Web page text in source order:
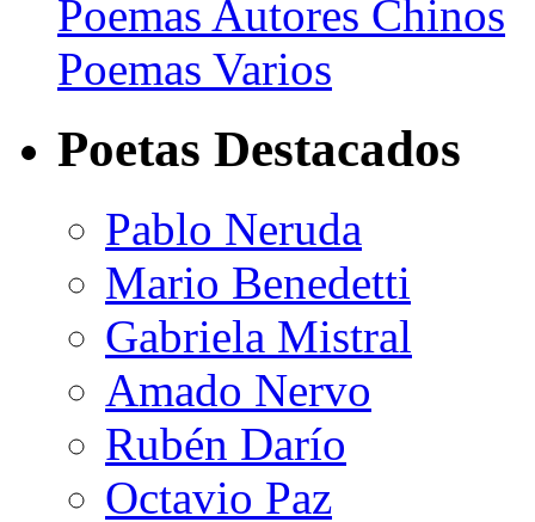
Poemas Autores Chinos
Poemas Varios
Poetas Destacados
Pablo Neruda
Mario Benedetti
Gabriela Mistral
Amado Nervo
Rubén Darío
Octavio Paz